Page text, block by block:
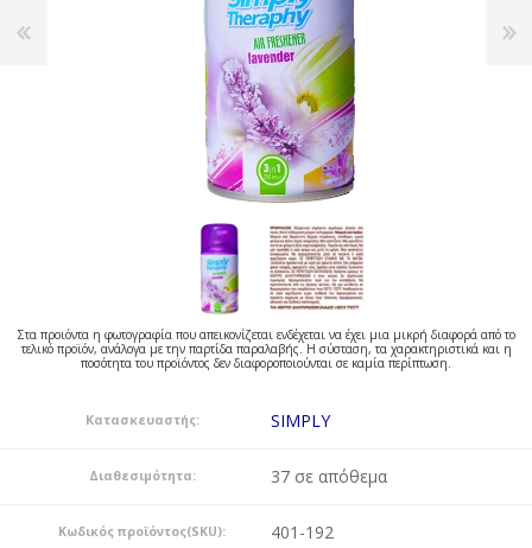
Στα προιόντα η φωτογραφία που απεικονίζεται ενδέχεται να έχει μια μικρή διαφορά από το
τελικό προϊόν, ανάλογα με την παρτίδα παραλαβής. Η σύσταση, τα χαρακτηριστικά και η
ποσότητα του προϊόντος δεν διαφοροποιούνται σε καμία περίπτωση.
Κατασκευαστής: SIMPLY
Διαθεσιμότητα: 37 σε απόθεμα
Κωδικός προϊόντος(SKU): 401-192